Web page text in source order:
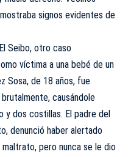
signos evidentes de
Seibo, otro caso
víctima a una bebé de un
Sosa, de 18 años, fue
causándole
y dos costillas. El padre del
denunció haber alertado
pero nunca se le dio